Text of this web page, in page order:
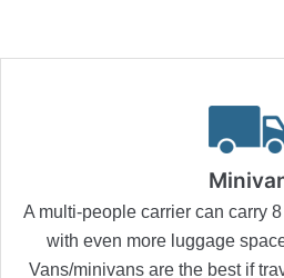
A multi-people carrier can carry
with even more luggage
Vans/minivans are the best if